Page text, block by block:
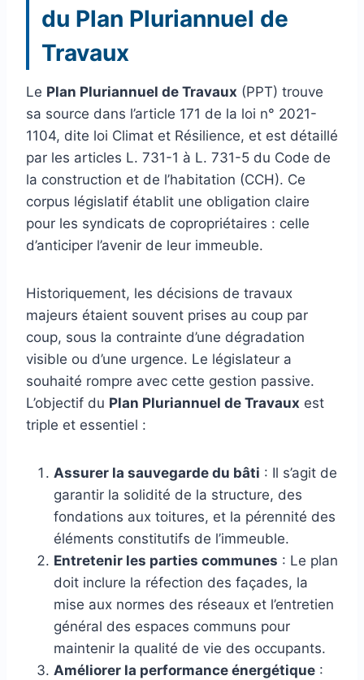
du Plan Pluriannuel de
Travaux
Le Plan Pluriannuel de Travaux (PPT) trouve
sa source dans l’article 171 de la loi n° 2021-
1104, dite loi Climat et Résilience, et est détaillé
par les articles L. 731-1 à L. 731-5 du Code de
la construction et de l’habitation (CCH). Ce
corpus législatif établit une obligation claire
pour les syndicats de copropriétaires : celle
d’anticiper l’avenir de leur immeuble.
Historiquement, les décisions de travaux
majeurs étaient souvent prises au coup par
coup, sous la contrainte d’une dégradation
visible ou d’une urgence. Le législateur a
souhaité rompre avec cette gestion passive.
L’objectif du Plan Pluriannuel de Travaux est
triple et essentiel :
Assurer la sauvegarde du bâti : Il s’agit de
garantir la solidité de la structure, des
fondations aux toitures, et la pérennité des
éléments constitutifs de l’immeuble.
Entretenir les parties communes : Le plan
doit inclure la réfection des façades, la
mise aux normes des réseaux et l’entretien
général des espaces communs pour
maintenir la qualité de vie des occupants.
Améliorer la performance énergétique :